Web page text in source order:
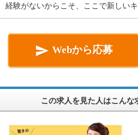
経験がないからこそ、ここで新しい
 Webから応募
この求人を見た人はこん